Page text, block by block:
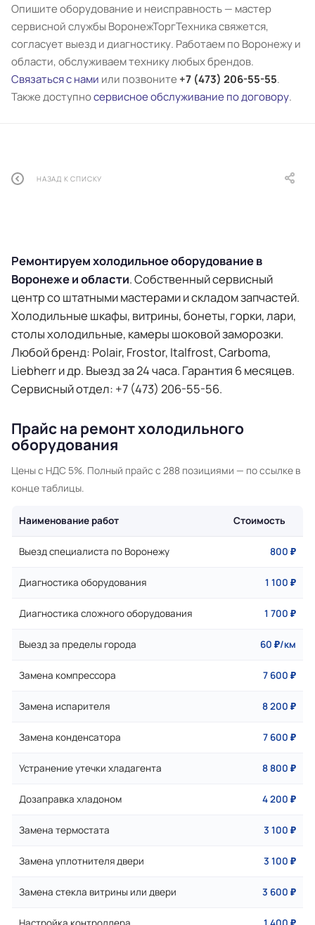
Опишите оборудование и неисправность — мастер
сервисной службы ВоронежТоргТехника свяжется,
согласует выезд и диагностику. Работаем по Воронежу и
области, обслуживаем технику любых брендов.
Связаться с нами или позвоните +7 (473) 206-55-55.
Также доступносервисное обслуживание по договору.
НАЗАД К СПИСКУ
Ремонтируем холодильное оборудование в
Воронеже и области. Собственный сервисный
центр со штатными мастерами и складом запчастей.
Холодильные шкафы, витрины, бонеты, горки, лари,
столы холодильные, камеры шоковой заморозки.
Любой бренд: Polair, Frostor, Italfrost, Carboma,
Liebherr и др. Выезд за 24 часа. Гарантия 6 месяцев.
Сервисный отдел: +7 (473) 206-55-56.
Прайс на ремонт холодильного
оборудования
Цены с НДС 5%. Полный прайс с 288 позициями — по ссылке в
конце таблицы.
Наименование работ Стоимость
Выезд специалиста по Воронежу 800 ₽
Диагностика оборудования 1 100 ₽
Диагностика сложного оборудования 1 700 ₽
Выезд за пределы города 60 ₽/км
Замена компрессора 7 600 ₽
Замена испарителя 8 200 ₽
Замена конденсатора 7 600 ₽
Устранение утечки хладагента 8 800 ₽
Дозаправка хладоном 4 200 ₽
Замена термостата 3 100 ₽
Замена уплотнителя двери 3 100 ₽
Замена стекла витрины или двери 3 600 ₽